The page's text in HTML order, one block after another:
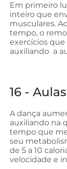
Em primeiro
inteiro que
musculares.
tempo, o
exercícios
auxiliando a
16 -
A dança
auxiliando na
tempo que
seu
de 5 a 10
velocidade e